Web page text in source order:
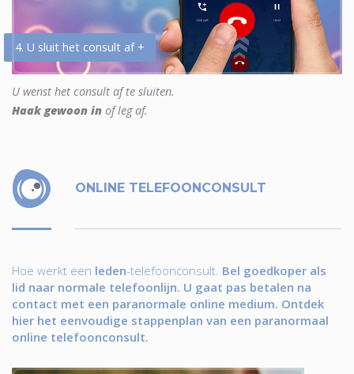
4. U sluit het consult af +
U wenst het consult af te sluiten.
Haak gewoon in of leg af.
ONLINE TELEFOONCONSULT
Hoe werkt een leden-telefoonconsult. Bel goedkoper als
lid naar normale telefoonlijn. U gaat pas betalen na
contact met een paranormale online medium. Ontdek
hier het eenvoudige stappenplan van een paranormaal
online telefoonconsult.